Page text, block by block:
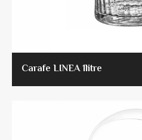
Carafe LINEA 1litre